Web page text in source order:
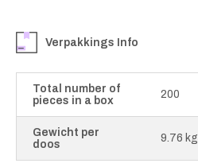
Verpakkings Info
Total number of
pieces in a box
200
Gewicht per
doos
9.76 kg